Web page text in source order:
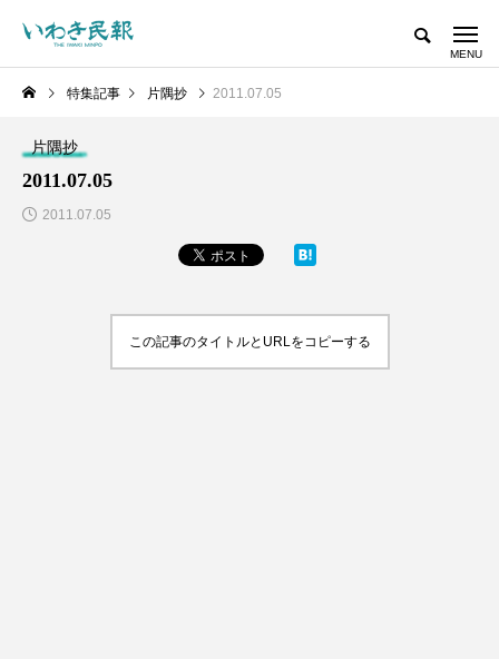
特集記事 片隅抄 2011.07.05
片隅抄
2011.07.05
2011.07.05
この記事のタイトルとURLをコピーする